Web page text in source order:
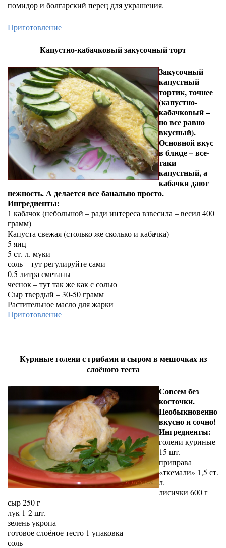
помидор и болгарский перец для украшения.
Приготовление
Капустно-кабачковый закусочный торт
Закусочный
капустный
тортик, точнее
(капустно-
кабачковый –
но все равно
вкусный).
Основной вкус
в блюде – все-
таки
капустный, а
кабачки дают
нежность. А делается все банально просто.
Ингредиенты:
1 кабачок (небольшой – ради интереса взвесила – весил 400
грамм)
Капуста свежая (столько же сколько и кабачка)
5 яиц
5 ст. л. муки
соль – тут регулируйте сами
0,5 литра сметаны
чеснок – тут так же как с солью
Сыр твердый – 30-50 грамм
Растительное масло для жарки
Приготовление
Куриные голени с грибами и сыром в мешочках из
слоёного теста
Совсем без
косточки.
Необыкновенно
вкусно и сочно!
Ингредиенты:
голени куриные
15 шт.
приправа
«ткемали» 1,5 ст.
л.
лисички 600 г
сыр 250 г
лук 1-2 шт.
зелень укропа
готовое слоёное тесто 1 упаковка
соль